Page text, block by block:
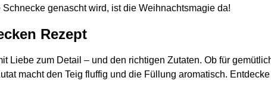
genascht wird, ist die Weihnachtsmagie da!
Rezept
Liebe zum Detail – und den richtigen Zutaten. Ob für
macht den Teig fluffig und die Füllung aromatisch. Entdecke